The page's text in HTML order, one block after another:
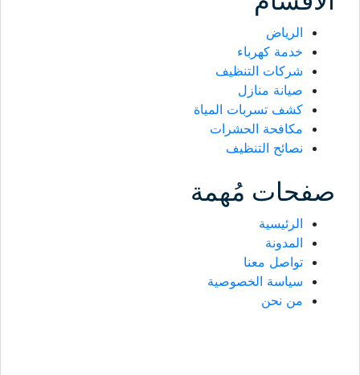
الرياض
خدمة كهرباء
شركات التنظيف
صيانة منازل
كشف تسربات المياة
مكافحة الحشرات
نصائح التنظيف
صفحات مُهمة
الرئيسية
المدونة
تواصل معنا
سياسة الخصوصية
من نحن